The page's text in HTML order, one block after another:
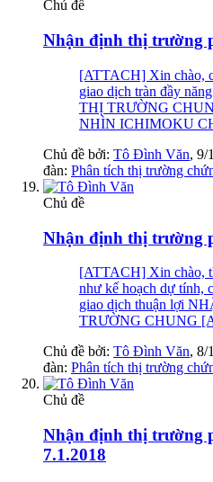
Chủ đề
Nhận định thị trường
[ATTACH] Xin chào,
giao dịch tràn đầy
THỊ TRƯỜNG
NHÌN ICHIMOKU
Chủ đề bởi: Tô Đình Văn, 9/
đàn: Phân tích thị trường
Chủ đề
Nhận định thị trường
[ATTACH] Xin chào,
như kế hoạch dự tính,
giao dịch thuận lợi
TRƯỜNG CHUNG
Chủ đề bởi: Tô Đình Văn, 8/
đàn: Phân tích thị trường
Chủ đề
Nhận định thị trường
7.1.2018